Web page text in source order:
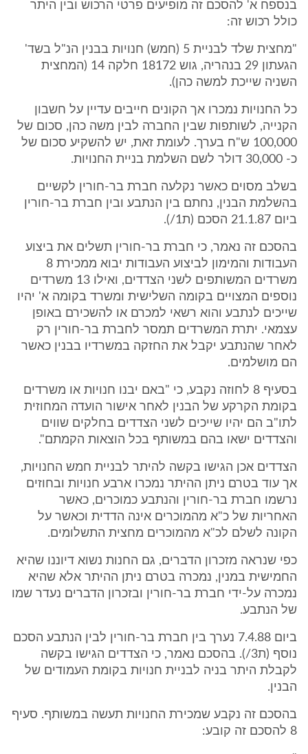
בנספח א' להסכם זה מופיעים פרטי הרכוש ובין היתר
כולל רכוש זה:
"מחצית שלד לבניית 5 (חמש) חנויות בבנין הנ"ל בשד'
הגעתון 29 בנהריה, גוש 18172 חלקה 14 (המחצית
השניה שייכת למשה כהן).
כל החנויות נמכרו אך הקונים חייבים עדיין על חשבון
הקנייה, לשותפות שבין החברה לבין משה כהן, סכום של
100,000 ש"ח בערך. לעומת זאת, יש להשקיע סכום של
כ- 30,000 דולר לשם השלמת בניית החנויות.
בשלב מסוים כאשר נקלעה חברת בר-חורין לקשיים
בהשלמת הבנין, נחתם בין הנתבע ובין חברת בר-חורין
ביום 21.1.87 הסכם (ת1/).
בהסכם זה נאמר, כי חברת בר-חורין תשלים את ביצוע
העבודות והמימון לביצוע העבודות יבוא ממכירת 8
משרדים המשותפים לשני הצדדים, ואילו 13 משרדים
נוספים המצויים בקומה השלישית ומשרד בקומה א' יהיו
שייכים לנתבע והוא רשאי למכרם או להשכירם באופן
עצמאי. יתרת המשרדים תמסר לחברת בר-חורין רק
לאחר שהנתבע יקבל את החזקה במשרדיו בבנין כאשר
הם מושלמים.
בסעיף 8 לחוזה נקבע, כי "באם יבנו חנויות או משרדים
בקומת הקרקע של הבנין לאחר אישור הועדה המחוזית
לתו"ב הם יהיו שייכים לשני הצדדים בחלקים שווים
והצדדים ישאו בהם במשותף בכל הוצאות הקמתם".
הצדדים אכן הגישו בקשה להיתר לבניית חמש החנויות,
אך עוד בטרם ניתן ההיתר נמכרו ארבע חנויות ובחוזים
נרשמו חברת בר-חורין והנתבע כמוכרים, כאשר
האחריות של כ"א מהמוכרים אינה הדדית וכאשר על
הקונה לשלם לכ"א מהמוכרים מחצית התשלומים.
כפי שנראה מזכרון הדברים, גם החנות נשוא דיוננו שהיא
החמישית במנין, נמכרה בטרם ניתן ההיתר אלא שהיא
נמכרה על-ידי חברת בר-חורין ובזכרון הדברים נעדר שמו
של הנתבע.
ביום 7.4.88 נערך בין חברת בר-חורין לבין הנתבע הסכם
נוסף (ת3/). בהסכם נאמר, כי הצדדים הגישו בקשה
לקבלת היתר בניה לבניית חנויות בקומת העמודים של
הבנין.
בהסכם זה נקבע שמכירת החנויות תעשה במשותף. סעיף
8 להסכם זה קובע: